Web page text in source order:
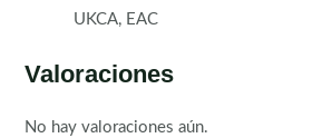
UKCA, EAC
Valoraciones
No hay valoraciones aún.